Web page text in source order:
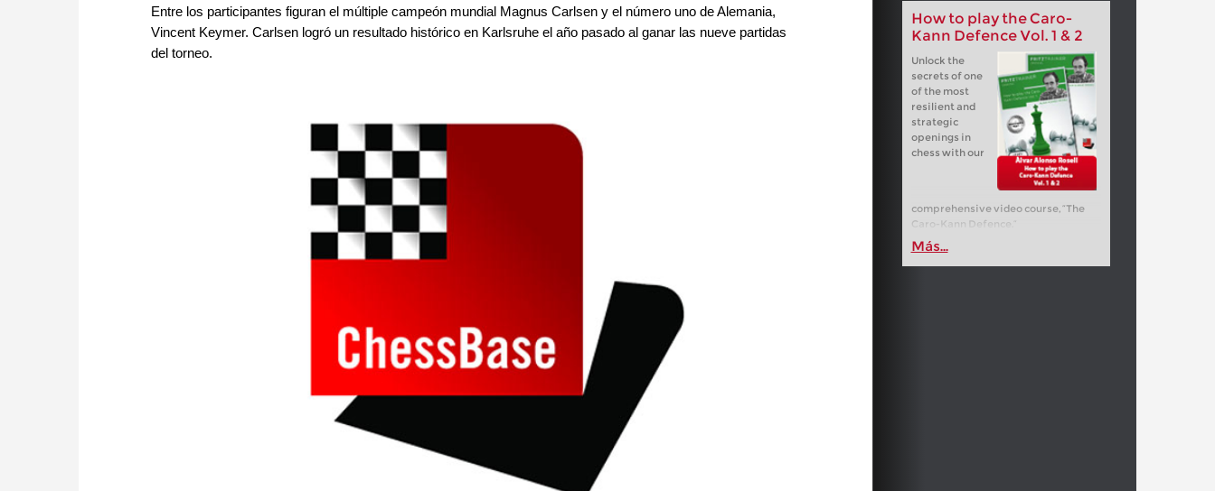
How to play the Caro-
Kann Defence Vol. 1 & 2
Unlock the
secrets of one
of the most
resilient and
strategic
openings in
chess with our
comprehensive video course, “The
Caro-Kann Defence.”
Más...
Entre los participantes figuran el múltiple campeón mundial Magnus Carlsen y el número uno de Alemania,
Vincent Keymer. Carlsen logró un resultado histórico en Karlsruhe el año pasado al ganar las nueve partidas
del torneo.